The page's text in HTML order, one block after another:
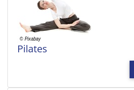
Pilates